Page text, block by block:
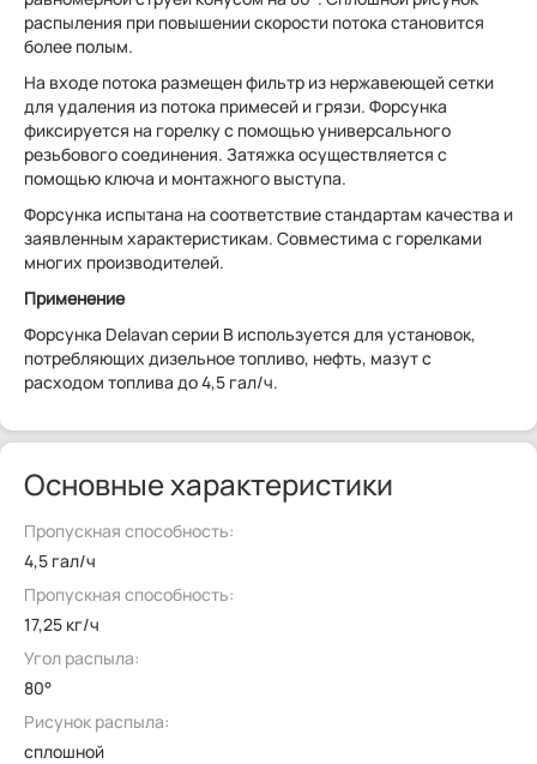
распыления при повышении скорости потока становится
более полым.
На входе потока размещен фильтр из нержавеющей сетки
для удаления из потока примесей и грязи. Форсунка
фиксируется на горелку с помощью универсального
резьбового соединения. Затяжка осуществляется с
помощью ключа и монтажного выступа.
Форсунка испытана на соответствие стандартам качества и
заявленным характеристикам. Совместима с горелками
многих производителей.
Применение
Форсунка Delavan серии В используется для установок,
потребляющих дизельное топливо, нефть, мазут с
расходом топлива до 4,5 гал/ч.
Основные характеристики
Пропускная способность:
4,5 гал/ч
Пропускная способность:
17,25 кг/ч
Угол распыла:
80°
Рисунок распыла:
сплошной